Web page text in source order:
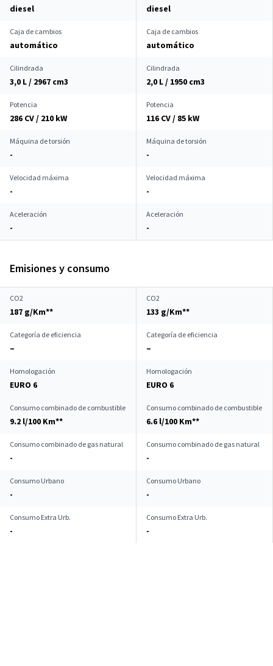
diesel diesel
Caja de cambios
automático
Caja de cambios
automático
Cilindrada
3,0 L / 2967 cm3
Cilindrada
2,0 L / 1950 cm3
Potencia
286 CV / 210 kW
Potencia
116 CV / 85 kW
Máquina de torsión
-
Máquina de torsión
-
Velocidad máxima
-
Velocidad máxima
-
Aceleración
-
Aceleración
-
Emisiones y consumo
CO2
187 g/Km**
CO2
133 g/Km**
Categoría de eficiencia
–
Categoría de eficiencia
–
Homologación
EURO 6
Homologación
EURO 6
Consumo combinado de combustible
9.2 l/100 Km**
Consumo combinado de combustible
6.6 l/100 Km**
Consumo combinado de gas natural
-
Consumo combinado de gas natural
-
Consumo Urbano
-
Consumo Urbano
-
Consumo Extra Urb.
-
Consumo Extra Urb.
-